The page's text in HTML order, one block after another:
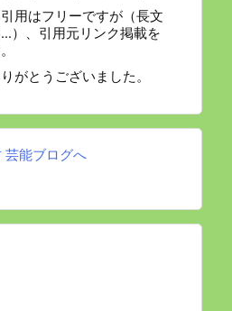
用はフリーですが（長文
）、引用元リンク掲載を
がとうございました。